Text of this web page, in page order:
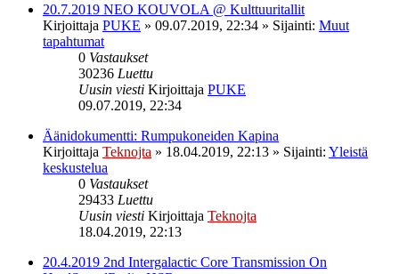
20.7.2019 NEO KOUVOLA @ Kulttuuritallit
Kirjoittaja PUKE » 09.07.2019, 22:34 » Sijainti: Muut
tapahtumat
0 Vastaukset
30236 Luettu
Uusin viesti Kirjoittaja PUKE
09.07.2019, 22:34
Äänidokumentti: Rumpukoneiden Kapina
Kirjoittaja Teknojta » 18.04.2019, 22:13 » Sijainti: Yleistä
keskustelua
0 Vastaukset
29433 Luettu
Uusin viesti Kirjoittaja Teknojta
18.04.2019, 22:13
20.4.2019 2nd Intergalactic Core Transmission On